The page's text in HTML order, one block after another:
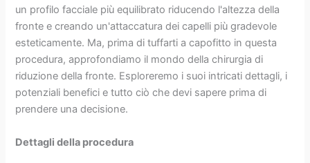
un profilo facciale più equilibrato riducendo l'altezza della
fronte e creando un'attaccatura dei capelli più gradevole
esteticamente. Ma, prima di tuffarti a capofitto in questa
procedura, approfondiamo il mondo della chirurgia di
riduzione della fronte. Esploreremo i suoi intricati dettagli, i
potenziali benefici e tutto ciò che devi sapere prima di
prendere una decisione.
Dettagli della procedura